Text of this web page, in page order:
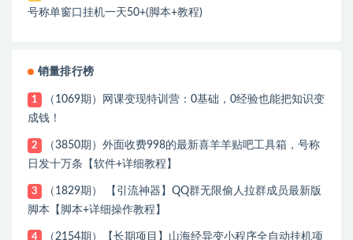
号称单窗口挂机一天50+(脚本+教程)
销量排行榜
1
（1069期）网课变现特训营：0基础，0经验也能把知识变
成钱！
2
（3850期）外面收费998的最新喜羊羊贴吧工具箱，号称
日发十万条【软件+详细教程】
3
（1829期） 【引流神器】QQ群无限偷人拉群成员最新版
脚本【脚本+详细操作教程】
4
（2154期）【长期项目】山海经异变小程序全自动挂机项